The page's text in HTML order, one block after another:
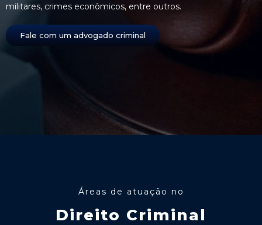
militares, crimes econômicos, entre outros.
Fale com um advogado criminal
Áreas de atuação no
Direito Criminal